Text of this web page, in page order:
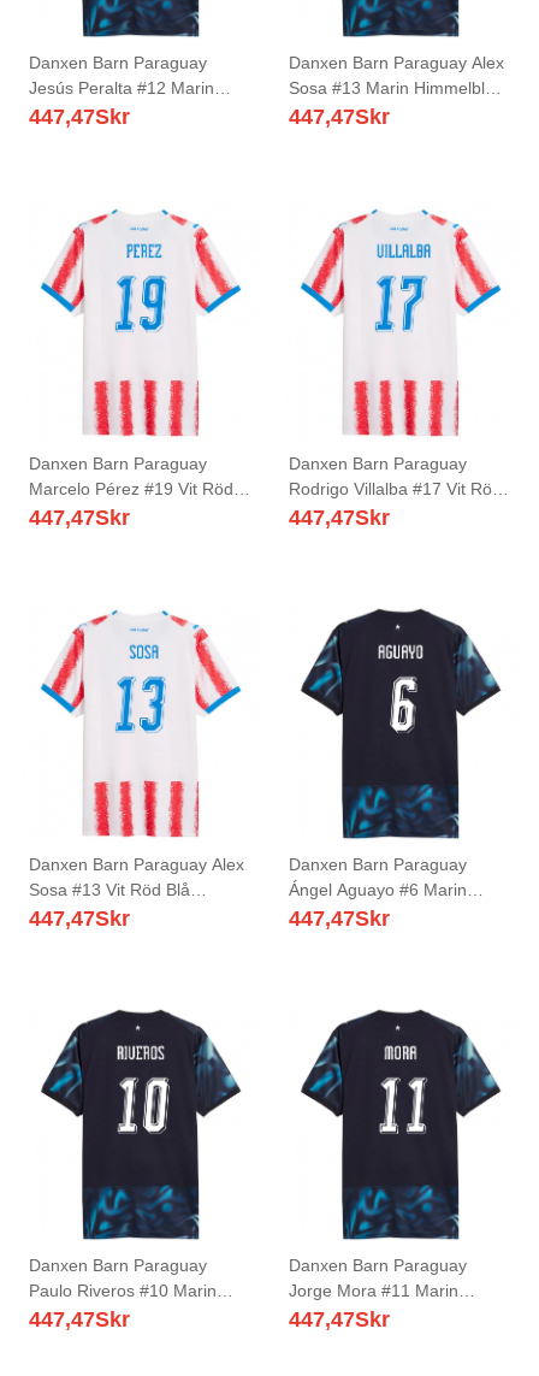
Danxen Barn Paraguay
Jesús Peralta #12 Marin
Himmelblå Bortatröja
447,47Skr
Danxen Barn Paraguay Alex
Sosa #13 Marin Himmelblå
Bortatröja Matchtröjor 26-28
447,47Skr
Danxen Barn Paraguay
Marcelo Pérez #19 Vit Röd
Blå Hemmatröja Matchtröjor
447,47Skr
Danxen Barn Paraguay
Rodrigo Villalba #17 Vit Röd
Blå Hemmatröja Matchtröjor
447,47Skr
Danxen Barn Paraguay Alex
Sosa #13 Vit Röd Blå
Hemmatröja Matchtröjor 26-
447,47Skr
Danxen Barn Paraguay
Ángel Aguayo #6 Marin
Himmelblå Bortatröja
447,47Skr
Danxen Barn Paraguay
Paulo Riveros #10 Marin
Himmelblå Bortatröja
447,47Skr
Danxen Barn Paraguay
Jorge Mora #11 Marin
Himmelblå Bortatröja
447,47Skr